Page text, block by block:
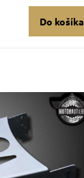
Do košíka